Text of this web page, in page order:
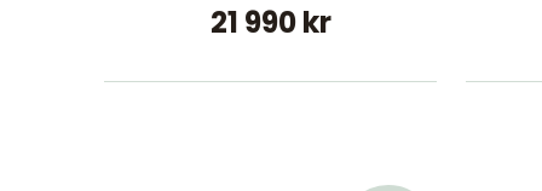
21 990 kr